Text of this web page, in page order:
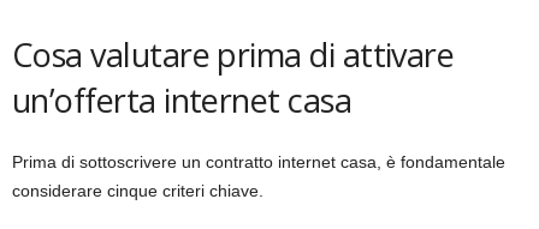
Cosa valutare prima di attivare
un’offerta internet casa
Prima di sottoscrivere un contratto internet casa, è fondamentale
considerare cinque criteri chiave.